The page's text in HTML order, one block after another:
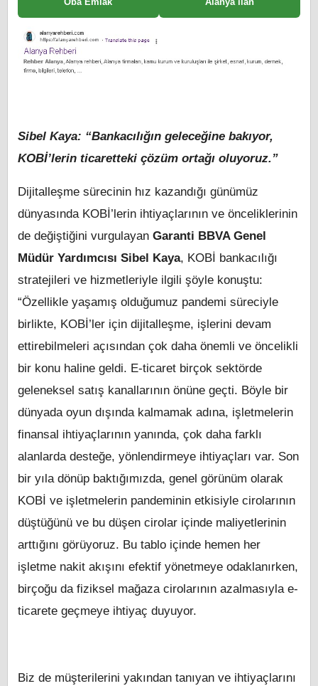
Sibel Kaya: “Bankacılığın geleceğine bakıyor,
KOBİ’lerin ticaretteki çözüm ortağı oluyoruz.”
Dijitalleşme sürecinin hız kazandığı günümüz
dünyasında KOBİ’lerin ihtiyaçlarının ve önceliklerinin
de değiştiğini vurgulayan Garanti BBVA Genel
Müdür Yardımcısı Sibel Kaya, KOBİ bankacılığı
stratejileri ve hizmetleriyle ilgili şöyle konuştu:
“Özellikle yaşamış olduğumuz pandemi süreciyle
birlikte, KOBİ’ler için dijitalleşme, işlerini devam
ettirebilmeleri açısından çok daha önemli ve öncelikli
bir konu haline geldi. E-ticaret birçok sektörde
geleneksel satış kanallarının önüne geçti. Böyle bir
dünyada oyun dışında kalmamak adına, işletmelerin
finansal ihtiyaçlarının yanında, çok daha farklı
alanlarda desteğe, yönlendirmeye ihtiyaçları var. Son
bir yıla dönüp baktığımızda, genel görünüm olarak
KOBİ ve işletmelerin pandeminin etkisiyle cirolarının
düştüğünü ve bu düşen cirolar içinde maliyetlerinin
arttığını görüyoruz. Bu tablo içinde hemen her
işletme nakit akışını efektif yönetmeye odaklanırken,
birçoğu da fiziksel mağaza cirolarının azalmasıyla e-
ticarete geçmeye ihtiyaç duyuyor.
Biz de müşterilerini yakından tanıyan ve ihtiyaçlarını